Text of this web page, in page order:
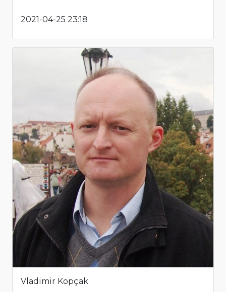
2021-04-25 23:18
Vladimir Kopçak